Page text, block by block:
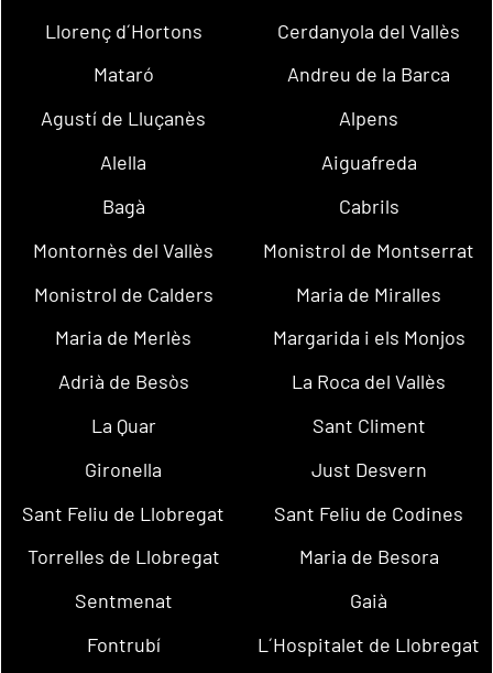
Llorenç d´Hortons
Cerdanyola del Vallès
Mataró
Andreu de la Barca
Agustí de Lluçanès
Alpens
Alella
Aiguafreda
Bagà
Cabrils
Montornès del Vallès
Monistrol de Montserrat
Monistrol de Calders
Maria de Miralles
Maria de Merlès
Margarida i els Monjos
Adrià de Besòs
La Roca del Vallès
La Quar
Sant Climent
Gironella
Just Desvern
Sant Feliu de Llobregat
Sant Feliu de Codines
Torrelles de Llobregat
Maria de Besora
Sentmenat
Gaià
Fontrubí
L´Hospitalet de Llobregat